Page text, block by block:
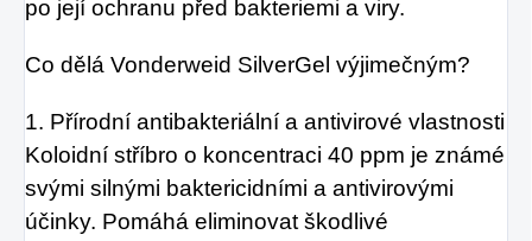
po její ochranu před bakteriemi a viry.
Co dělá Vonderweid SilverGel výjimečným?
1. Přírodní antibakteriální a antivirové vlastnosti
Koloidní stříbro o koncentraci 40 ppm je známé
svými silnými baktericidními a antivirovými
účinky. Pomáhá eliminovat škodlivé